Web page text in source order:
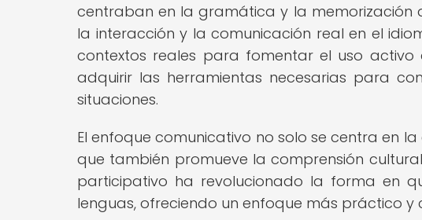
centraban en la gramática y la memorización
la interacción y la comunicación real en el
contextos reales para fomentar el uso
adquirir las herramientas necesarias para
situaciones.
El enfoque comunicativo no solo se centra en
que también promueve la comprensión
participativo ha revolucionado la forma en
lenguas, ofreciendo un enfoque más práctico y